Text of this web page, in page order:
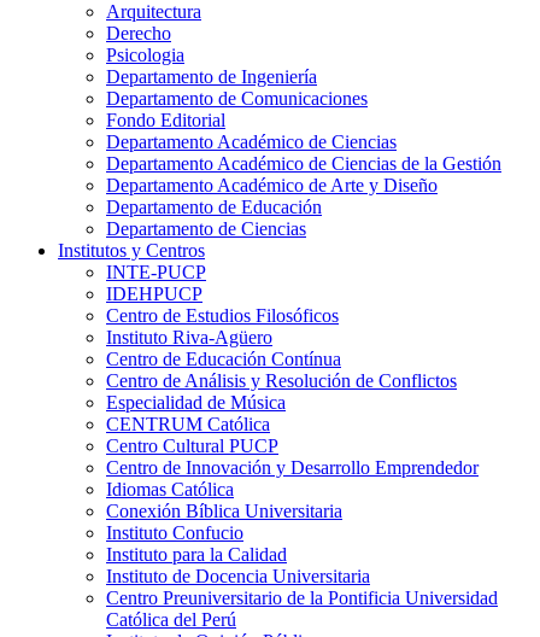
Arquitectura
Derecho
Psicologia
Departamento de Ingeniería
Departamento de Comunicaciones
Fondo Editorial
Departamento Académico de Ciencias
Departamento Académico de Ciencias de la Gestión
Departamento Académico de Arte y Diseño
Departamento de Educación
Departamento de Ciencias
Institutos y Centros
INTE-PUCP
IDEHPUCP
Centro de Estudios Filosóficos
Instituto Riva-Agüero
Centro de Educación Contínua
Centro de Análisis y Resolución de Conflictos
Especialidad de Música
CENTRUM Católica
Centro Cultural PUCP
Centro de Innovación y Desarrollo Emprendedor
Idiomas Católica
Conexión Bíblica Universitaria
Instituto Confucio
Instituto para la Calidad
Instituto de Docencia Universitaria
Centro Preuniversitario de la Pontificia Universidad
Católica del Perú